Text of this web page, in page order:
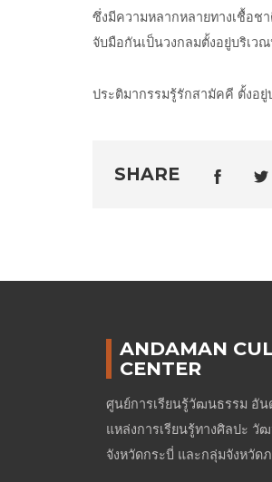
ซึ่งมีความหลากหลายทางเชื้อช
จับมือกันเป็นวงกลมตั้งอยู่บริเว
ประติมากรรมรู้รักสามัคคี ตั้งอ
SHARE
ANDAMAN
CENTER
ศูนย์การเรียนรู้วัฒนธรรม อั
แหล่งการเรียนรู้ทางศิลปะ วั
จังหวัดกระบี่ และกลุ่มจังหวัด